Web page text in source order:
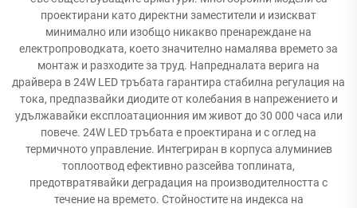
проектирани като директни заместители и изискват
минимално или изобщо никакво пренареждане на
електропроводката, което значително намалява времето за
монтаж и разходите за труд. Напредналата верига на
драйвера в 24W LED тръбата гарантира стабилна регулация на
тока, предпазвайки диодите от колебания в напрежението и
удължавайки експлоатационния им живот до 30 000 часа или
повече. 24W LED тръбата е проектирана и с оглед на
термичното управление. Интегриран в корпуса алуминиев
топлоотвод ефективно разсейва топлината,
предотвратявайки деградация на производителността с
течение на времето. Стойностите на индекса на